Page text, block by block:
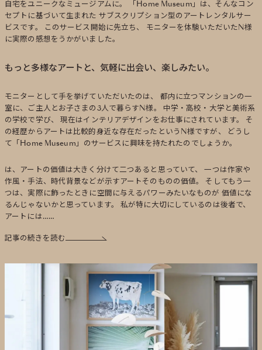
自宅をユニークなミュージアムに。
「Home Museum」は、そんなコン
セプトに基づいて生まれた サブスクリプション型のアートレンタルサー
ビスです。
このサービス開始に先立ち、
モニターを体験いただいたN様
に実際の感想をうかがいました。
もっと多様なアートと、気軽に出会い、楽しみたい。
モニターとして手を挙げていただいたのは、 都内に立つマンションの一
室に、ご主人とお子さまの3人で暮らすN様。 中学・高校・大学と美術系
の学校で学び、現在はインテリアデザインをお仕事にされています。 そ
の経歴からアートは比較的身近な存在だったというN様ですが、
どうし
て「Home Museum」のサービスに興味を持たれたのでしょうか。
は、アートの価値は大きく分けて二つあると思っていて、一つは作家や
作風・手法、時代背景などが示すアートそのものの価値。 そしてもう一
つは、実際に飾ったときに空間に与えるパワーみたいなものが 価値にな
るんじゃないかと思っています。私が特に大切にしているのは後者で、
アートには……
記事の続きを読む